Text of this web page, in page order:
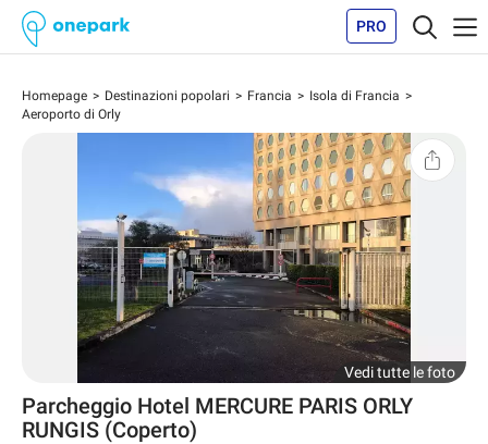
PRO
Homepage Destinazioni popolari Francia
Isola di Francia
Aeroporto di Orly
Vedi tutte le foto
Parcheggio Hotel MERCURE PARIS ORLY
RUNGIS (Coperto)